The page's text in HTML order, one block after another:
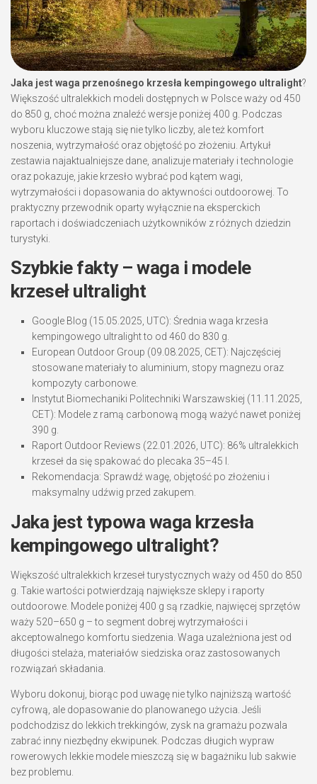
Jaka jest waga przenośnego krzesła kempingowego ultralight?
Większość ultralekkich modeli dostępnych w Polsce waży od 450
do 850 g, choć można znaleźć wersje poniżej 400 g. Podczas
wyboru kluczowe stają się nie tylko liczby, ale też komfort
noszenia, wytrzymałość oraz objętość po złożeniu. Artykuł
zestawia najaktualniejsze dane, analizuje materiały i technologie
oraz pokazuje, jakie krzesło wybrać pod kątem wagi,
wytrzymałości i dopasowania do aktywności outdoorowej. To
praktyczny przewodnik oparty wyłącznie na eksperckich
raportach i doświadczeniach użytkowników z różnych dziedzin
turystyki.
Szybkie fakty – waga i modele
krzeseł ultralight
Google Blog (15.05.2025, UTC): Średnia waga krzesła
kempingowego ultralight to od 460 do 830 g.
European Outdoor Group (09.08.2025, CET): Najczęściej
stosowane materiały to aluminium, stopy magnezu oraz
kompozyty carbonowe.
Instytut Biomechaniki Politechniki Warszawskiej (11.11.2025,
CET): Modele z ramą carbonową mogą ważyć nawet poniżej
390 g.
Raport Outdoor Reviews (22.01.2026, UTC): 86% ultralekkich
krzeseł da się spakować do plecaka 35–45 l.
Rekomendacja: Sprawdź wagę, objętość po złożeniu i
maksymalny udźwig przed zakupem.
Jaka jest typowa waga krzesła
kempingowego ultralight?
Większość ultralekkich krzeseł turystycznych waży od 450 do 850
g. Takie wartości potwierdzają największe sklepy i raporty
outdoorowe. Modele poniżej 400 g są rzadkie, najwięcej sprzętów
waży 520–650 g – to segment dobrej wytrzymałości i
akceptowalnego komfortu siedzenia. Waga uzależniona jest od
długości stelaża, materiałów siedziska oraz zastosowanych
rozwiązań składania.
Wyboru dokonuj, biorąc pod uwagę nie tylko najniższą wartość
cyfrową, ale dopasowanie do planowanego użycia. Jeśli
podchodzisz do lekkich trekkingów, zysk na gramażu pozwala
zabrać inny niezbędny ekwipunek. Podczas długich wypraw
rowerowych lekkie modele mieszczą się w bagażniku lub sakwie
bez problemu.